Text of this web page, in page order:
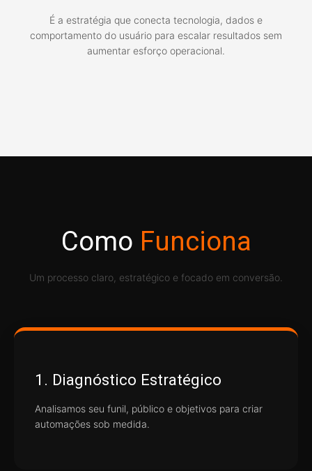
É a estratégia que conecta tecnologia, dados e
comportamento do usuário para escalar resultados sem
aumentar esforço operacional.
Como Funciona
Um processo claro, estratégico e focado em conversão.
1. Diagnóstico Estratégico
Analisamos seu funil, público e objetivos para criar
automações sob medida.